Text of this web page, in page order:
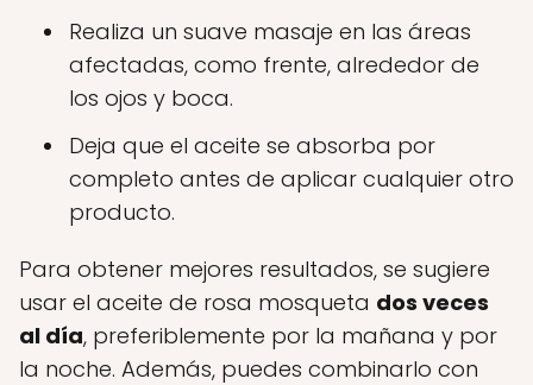
Realiza un suave masaje en las áreas
afectadas, como frente, alrededor de
los ojos y boca.
Deja que el aceite se absorba por
completo antes de aplicar cualquier otro
producto.
Para obtener mejores resultados, se sugiere
usar el aceite de rosa mosqueta dos veces
al día, preferiblemente por la mañana y por
la noche. Además, puedes combinarlo con